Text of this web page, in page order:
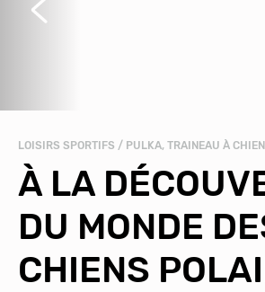
LOISIRS SPORTIFS / PULKA, TRAINEAU À
À LA
DU MONDE
CHIENS
Précédent